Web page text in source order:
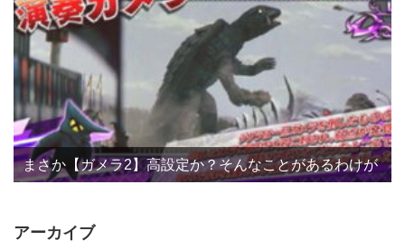
まさか【ガメラ2】高設定か？そんなことがあるわけが
アーカイブ